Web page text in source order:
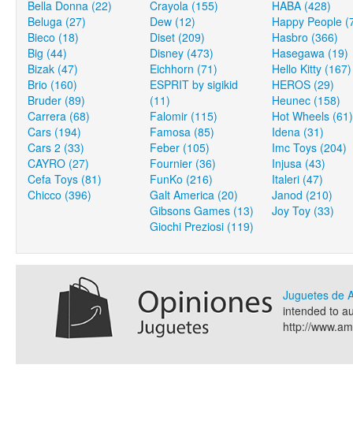
Bella Donna (22)
Beluga (27)
Bieco (18)
Big (44)
Bizak (47)
Brio (160)
Bruder (89)
Carrera (68)
Cars (194)
Cars 2 (33)
CAYRO (27)
Cefa Toys (81)
Chicco (396)
Crayola (155)
Dew (12)
Diset (209)
Disney (473)
Eichhorn (71)
ESPRIT by sigikid
(11)
Falomir (115)
Famosa (85)
Feber (105)
Fournier (36)
FunKo (216)
Galt America (20)
Gibsons Games (13)
Giochi Preziosi (119)
HABA (428)
Happy People
Hasbro (366)
Hasegawa (19)
Hello Kitty (167)
HEROS (29)
Heunec (158)
Hot Wheels (61)
Idena (31)
Imc Toys (204)
Injusa (43)
Italeri (47)
Janod (210)
Joy Toy (33)
Juguetes de
intended to
http://